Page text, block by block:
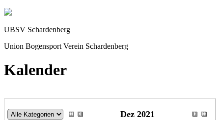
UBSV Schardenberg
Union Bogensport Verein Schardenberg
Kalender
Dez 2021